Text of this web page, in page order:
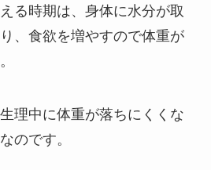
る時期は、身体に水分が取
、食欲を増やすので体重が
理中に体重が落ちにくくな
のです。